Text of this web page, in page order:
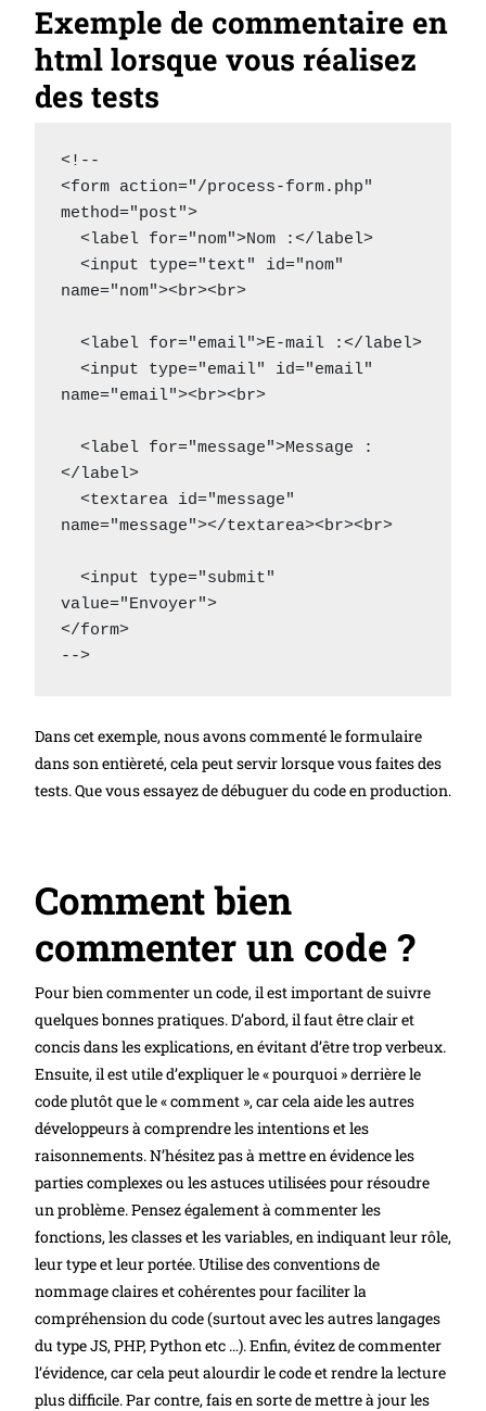
Exemple de commentaire en
html lorsque vous réalisez
des tests
<!--
<form action="/process-form.php"
method="post">
name="nom"><br><br>
name="email"><br><br>
</label>
name="message"></textarea><br><br>
value="Envoyer">
</form>
Dans cet exemple, nous avons commenté le formulaire
dans son entièreté, cela peut servir lorsque vous faites des
tests. Que vous essayez de débuguer du code en production.
Comment bien
commenter un code ?
Pour bien commenter un code, il est important de suivre
quelques bonnes pratiques. D’abord, il faut être clair et
concis dans les explications, en évitant d’être trop verbeux.
Ensuite, il est utile d’expliquer le « pourquoi » derrière le
code plutôt que le « comment », car cela aide les autres
développeurs à comprendre les intentions et les
raisonnements. N’hésitez pas à mettre en évidence les
parties complexes ou les astuces utilisées pour résoudre
un problème. Pensez également à commenter les
fonctions, les classes et les variables, en indiquant leur rôle,
leur type et leur portée. Utilise des conventions de
nommage claires et cohérentes pour faciliter la
compréhension du code (surtout avec les autres langages
du type JS, PHP, Python etc …). Enfin, évitez de commenter
l’évidence, car cela peut alourdir le code et rendre la lecture
plus difficile. Par contre, fais en sorte de mettre à jour les